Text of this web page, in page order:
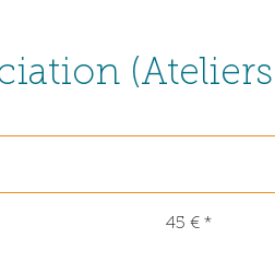
(Ateliers
45 € *